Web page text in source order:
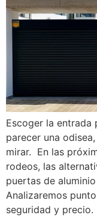
Escoger la
parecer una
mirar. En las
rodeos, las
puertas de
Analizaremos
seguridad y